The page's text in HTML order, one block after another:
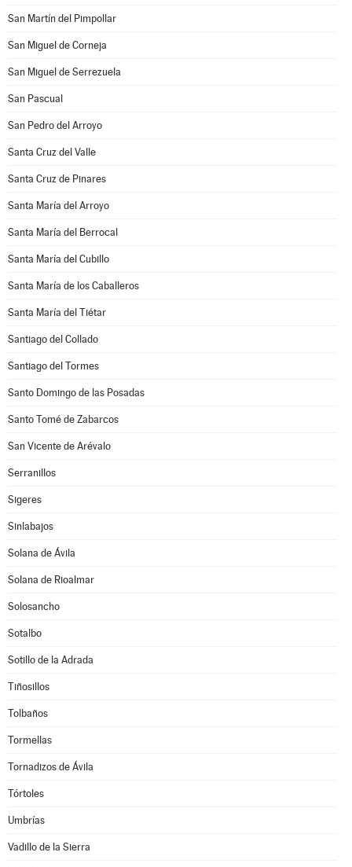
San Martín del Pimpollar
San Miguel de Corneja
San Miguel de Serrezuela
San Pascual
San Pedro del Arroyo
Santa Cruz del Valle
Santa Cruz de Pinares
Santa María del Arroyo
Santa María del Berrocal
Santa María del Cubillo
Santa María de los Caballeros
Santa María del Tiétar
Santiago del Collado
Santiago del Tormes
Santo Domingo de las Posadas
Santo Tomé de Zabarcos
San Vicente de Arévalo
Serranillos
Sigeres
Sinlabajos
Solana de Ávila
Solana de Rioalmar
Solosancho
Sotalbo
Sotillo de la Adrada
Tiñosillos
Tolbaños
Tormellas
Tornadizos de Ávila
Tórtoles
Umbrías
Vadillo de la Sierra